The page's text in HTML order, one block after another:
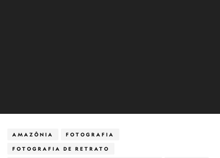
AMAZÔNIA FOTOGRAFIA
FOTOGRAFIA DE RETRATO